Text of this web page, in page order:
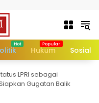
Hukum Sosial
LPRI sebagai
Gugatan Balik